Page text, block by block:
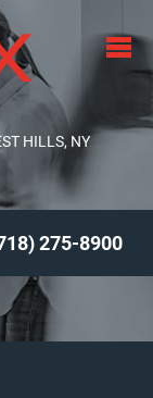
HILLS, NY
275-8900